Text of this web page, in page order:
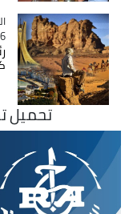
تحميل